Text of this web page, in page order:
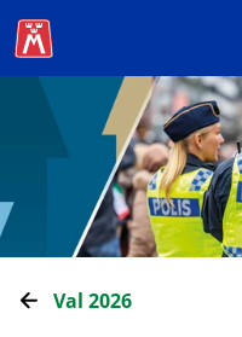
Val 2026